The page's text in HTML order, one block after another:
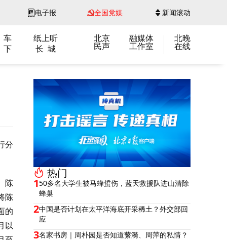
电子报 全国党媒 新闻滚动
车
纸上听
下
长 城
北京
民声
融媒体
工作室
北晚
在线
分
陈
陈
的
以
热门
150多名大学生被马蜂蜇伤，蓝天救援队进山清除
蜂巢
2中国是否计划在太平洋海底开采稀土？外交部回
应
3名家书房｜周朴园是否知道蘩漪、周萍的私情？